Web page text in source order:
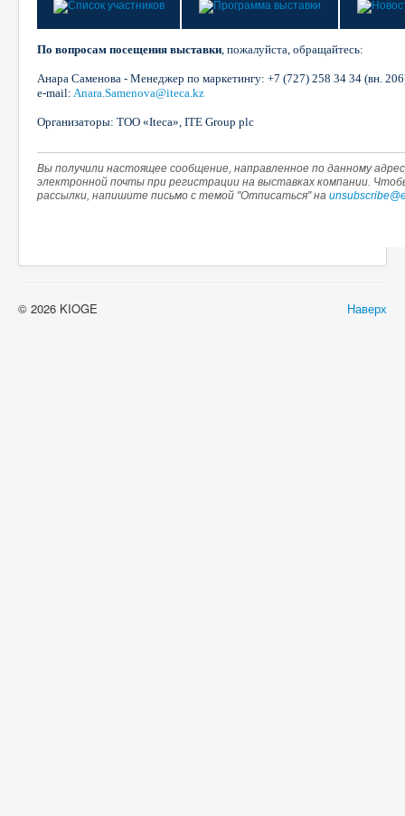
По вопросам посещения выставки, пожалуйста, обращайтесь:
Анара Саменова - Менеджер по маркетингу: +7 (727) 258 34 34 (вн.
e-mail: Anara.Samenova@iteca.kz
Организаторы: ТОО «Iteca», ITE Group plc
Вы получили настоящее сообщение, направленное по данному
электронной почты при регистрации на выставках компании.
рассылки, напишите письмо с темой "Отписаться" на
Наверх
© 2026 KIOGE